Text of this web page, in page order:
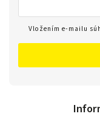
Vložením e-mailu